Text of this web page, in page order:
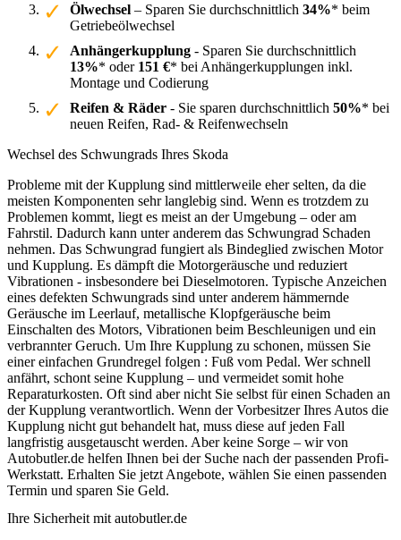
Ölwechsel – Sparen Sie durchschnittlich 34%* beim
Getriebeölwechsel
Anhängerkupplung - Sparen Sie durchschnittlich
13%* oder 151 €* bei Anhängerkupplungen inkl.
Montage und Codierung
Reifen & Räder - Sie sparen durchschnittlich 50%* bei
neuen Reifen, Rad- & Reifenwechseln
Wechsel des Schwungrads Ihres Skoda
Probleme mit der Kupplung sind mittlerweile eher selten, da die
meisten Komponenten sehr langlebig sind. Wenn es trotzdem zu
Problemen kommt, liegt es meist an der Umgebung – oder am
Fahrstil. Dadurch kann unter anderem das Schwungrad Schaden
nehmen. Das Schwungrad fungiert als Bindeglied zwischen Motor
und Kupplung. Es dämpft die Motorgeräusche und reduziert
Vibrationen - insbesondere bei Dieselmotoren. Typische Anzeichen
eines defekten Schwungrads sind unter anderem hämmernde
Geräusche im Leerlauf, metallische Klopfgeräusche beim
Einschalten des Motors, Vibrationen beim Beschleunigen und ein
verbrannter Geruch. Um Ihre Kupplung zu schonen, müssen Sie
einer einfachen Grundregel folgen : Fuß vom Pedal. Wer schnell
anfährt, schont seine Kupplung – und vermeidet somit hohe
Reparaturkosten. Oft sind aber nicht Sie selbst für einen Schaden an
der Kupplung verantwortlich. Wenn der Vorbesitzer Ihres Autos die
Kupplung nicht gut behandelt hat, muss diese auf jeden Fall
langfristig ausgetauscht werden. Aber keine Sorge – wir von
Autobutler.de helfen Ihnen bei der Suche nach der passenden Profi-
Werkstatt. Erhalten Sie jetzt Angebote, wählen Sie einen passenden
Termin und sparen Sie Geld.
Ihre Sicherheit mit autobutler.de